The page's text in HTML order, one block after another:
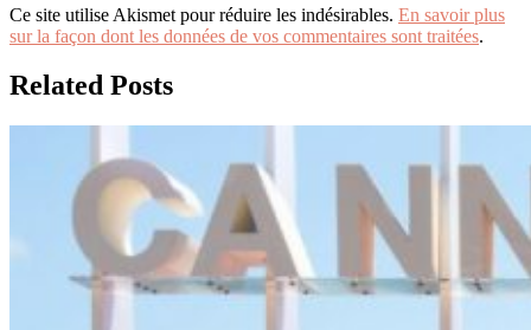
Ce site utilise Akismet pour réduire les indésirables. En savoir plus
sur la façon dont les données de vos commentaires sont traitées.
Related Posts